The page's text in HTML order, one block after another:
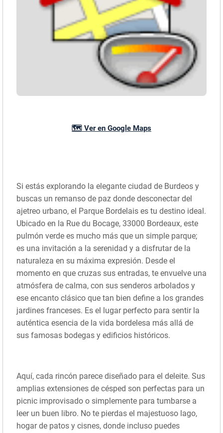
🗺️ Ver en Google Maps
Si estás explorando la elegante ciudad de Burdeos y
buscas un remanso de paz donde desconectar del
ajetreo urbano, el Parque Bordelais es tu destino ideal.
Ubicado en la Rue du Bocage, 33000 Bordeaux, este
pulmón verde es mucho más que un simple parque;
es una invitación a la serenidad y a disfrutar de la
naturaleza en su máxima expresión. Desde el
momento en que cruzas sus entradas, te envuelve una
atmósfera de calma, con sus senderos arbolados y
ese encanto clásico que tan bien define a los grandes
jardines franceses. Es el lugar perfecto para sentir la
auténtica esencia de la vida bordelesa más allá de
sus famosas bodegas y edificios históricos.
Aquí, cada rincón parece diseñado para el deleite. Sus
amplias extensiones de césped son perfectas para un
picnic improvisado o simplemente para tumbarse a
leer un buen libro. No te pierdas el majestuoso lago,
hogar de patos y cisnes, donde incluso puedes